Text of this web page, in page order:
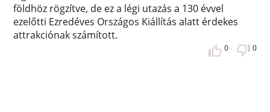
földhöz rögzítve, de ez a légi utazás a 130 évvel
ezelőtti Ezredéves Országos Kiállítás alatt érdekes
attrakciónak számított.
0 0